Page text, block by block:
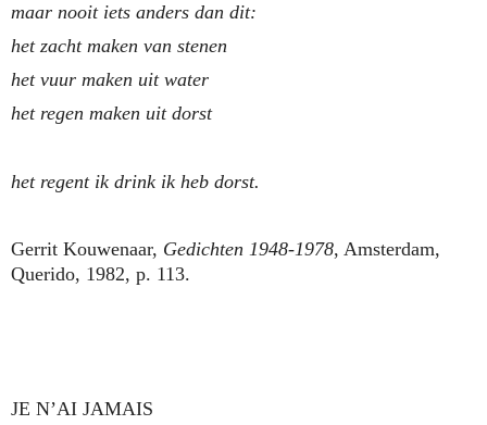
maar nooit iets anders dan dit:
het zacht maken van stenen
het vuur maken uit water
het regen maken uit dorst
het regent ik drink ik heb dorst.
Gerrit Kouwenaar, Gedichten 1948-1978, Amsterdam,
Querido, 1982, p. 113.
JE N’AI JAMAIS